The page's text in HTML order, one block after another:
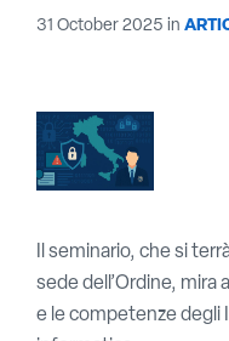
31 October 2025 in
​Il seminario, che si
sede dell’Ordine, mira
e le competenze degli